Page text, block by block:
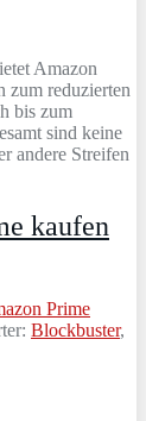
Amazon
zum reduzierten
bis zum
sind keine
andere Streifen
kaufen
Prime
Blockbuster,